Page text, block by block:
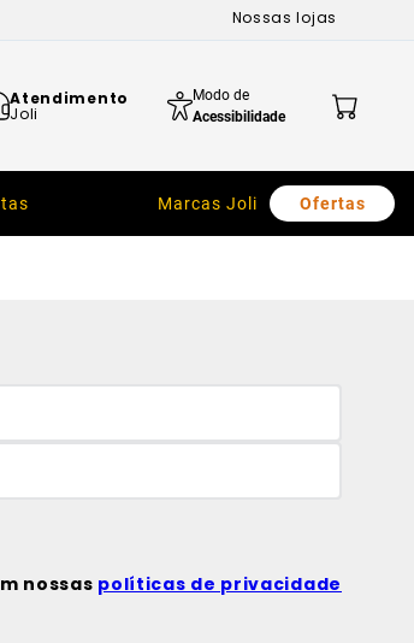
Nossas lojas
Atendimento
Joli
Modo de
Acessibilidade
Marcas Joli Ofertas
nossas políticas de privacidade